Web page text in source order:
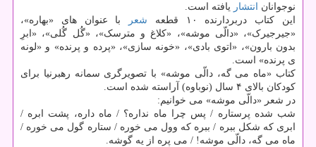
نوجوانان
انتشار یافته است.
این کتاب دربردارنده ۱۰ قطعه
شعر
با عنوان های «بهاره»،
«جیرجیرک»، «دالّی موشه»، «کلاغ و مترسک»، «گُل گُلی»، «ابرِ
بدون بارون»، «اتوی بادی»، «خونه سازی»، «پرده و پرنده» و «لونه
ی پرنده» است.
کتاب «ماه می گه، دالّی موشه» با تصویرگری سمانه رهبرنیا برای
کودکان بالای ۴ سال (نوباوه) آراسته شده است.
در شعر «دالّی موشه» می خوانیم:
شب شده پرستاره / پس چرا ماه نداره؟ / ماه داره، پشت ابره /
ابری که شکل ببره / ببره که وول می خوره / ستاره گول می خوره /
ماه می گه، دالّی موشه! / می پره از یه گوشه.